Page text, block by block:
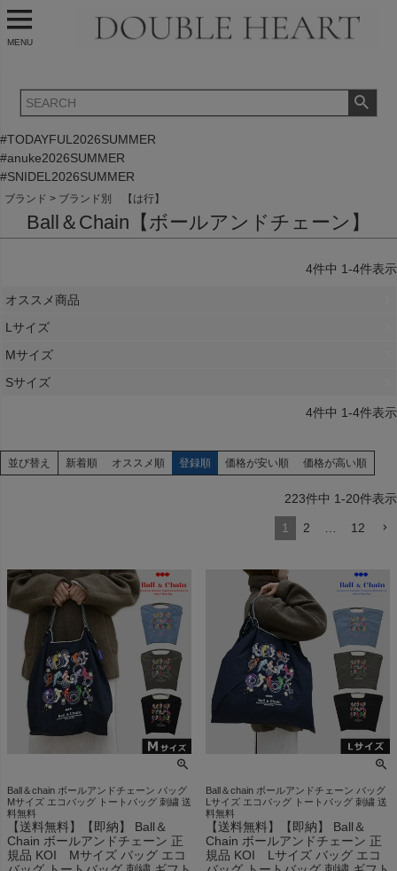
MENU
#TODAYFUL2026SUMMER
#anuke2026SUMMER
#SNIDEL2026SUMMER
ブランド ブランド別 【は行】
Ball＆Chain【ボールアンドチェーン】
4件中 1-4件表示
オススメ商品
Lサイズ
Mサイズ
Sサイズ
4件中 1-4件表示
並び替え 新着順 オススメ順 登録順 価格が安い順 価格が高い順
223件中 1-20件表示
1 2 12
Ball＆chain ボールアンドチェーン バッグ
Mサイズ エコバッグ トートバッグ 刺繍 送
料無料
【送料無料】【即納】 Ball＆
Chain ボールアンドチェーン 正
規品 KOI Mサイズ バッグ エコ
Ball＆chain ボールアンドチェーン バッグ
Lサイズ エコバッグ トートバッグ 刺繍 送
料無料
【送料無料】【即納】 Ball＆
Chain ボールアンドチェーン 正
規品 KOI Lサイズ バッグ エコ